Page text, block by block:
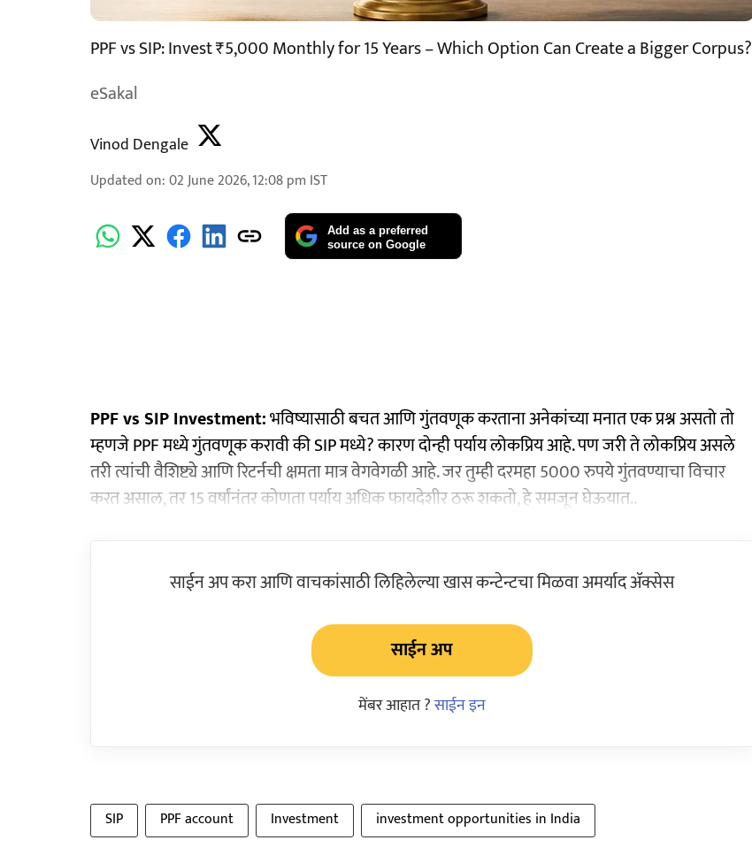
PPF vs SIP: Invest ₹5,000 Monthly for 15 Years – Which Option Can Create a Bigger Corpus?
eSakal
Vinod Dengale
Updated on:02 June 2026, 12:08 pm IST
Add as a preferred
source on Google
PPF vs SIP Investment:भविष्यासाठी बचत आणि गुंतवणूक करताना अनेकांच्या मनात एक प्रश्न असतो तो
म्हणजे PPF मध्ये गुंतवणूक करावी की SIP मध्ये? कारण दोन्ही पर्याय लोकप्रिय आहे. पण जरी ते लोकप्रिय असले
तरी त्यांची वैशिष्ट्ये आणि रिटर्नची क्षमता मात्र वेगवेगळी आहे. जर तुम्ही दरमहा 5000 रुपये गुंतवण्याचा विचार
करत असाल, तर 15 वर्षांनंतर कोणता पर्याय अधिक फायदेशीर ठरू शकतो, हे समजून घेऊयात..
साईन अप करा आणि वाचकांसाठी लिहिलेल्या खास कन्टेन्टचा मिळवा अमर्याद ॲक्सेस
साईन अप
मेंबर आहात ?साईन इन
SIP PPF account Investment investment opportunities in India